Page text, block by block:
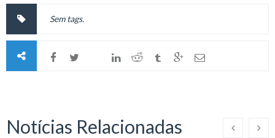
Sem tags.
Notícias Relacionadas